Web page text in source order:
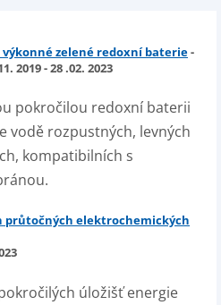
výkonné zelené redoxní baterie-
2019 - 28 .02. 2023
pokročilou redoxní baterii
vodě rozpustných, levných
kompatibilních s
průtočných elektrochemických
úložišť energie